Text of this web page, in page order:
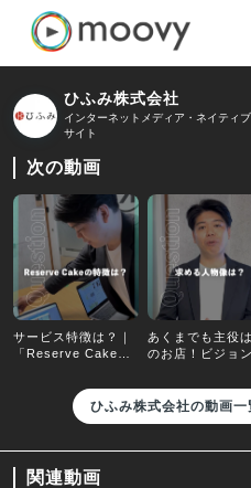
ひふみ株式会社
インターネットメディア・ネイティ
サイト
次の動画
サービス特徴は？｜
「Reserve Cake」
の収益向上を支援
あくまでも主役
のお店！ビジョン
コツと
ひふみ株式会社の動画一
関連動画